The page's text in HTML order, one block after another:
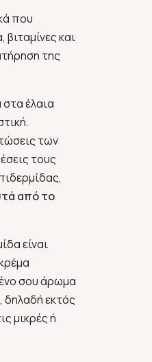
που
και
της
έλαια
των
τους
από το
είναι
σου άρωμα
δηλαδή εκτός
μικρές ή